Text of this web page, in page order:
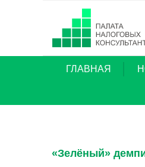
ГЛАВНАЯ
«Зелёный»